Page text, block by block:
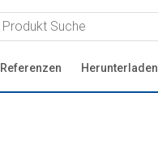
Referenzen Herunterladen